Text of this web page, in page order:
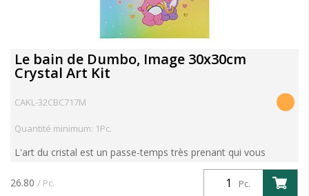
Le bain de Dumbo, Image 30x30cm
Crystal Art Kit
CAKL-32CBC717M
Quantité minimum: 1Pc.
L'art du cristal est un passe-temps très prenant qui vous
permet de réaliser vos propres œuvres d'art murales,
magnifiques et étincelantes, en utilisant la même technique...
Pc.
26.80 / Pc.